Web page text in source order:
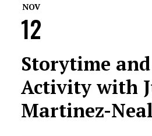
NOV
12
Storytime
Activity with
Martinez-Neal